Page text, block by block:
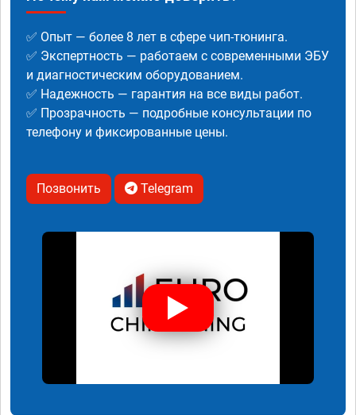
✅ Опыт — более 8 лет в сфере чип-тюнинга.
✅ Экспертность — работаем с современными ЭБУ
и диагностическим оборудованием.
✅ Надежность — гарантия на все виды работ.
✅ Прозрачность — подробные консультации по
телефону и фиксированные цены.
Позвонить Telegram